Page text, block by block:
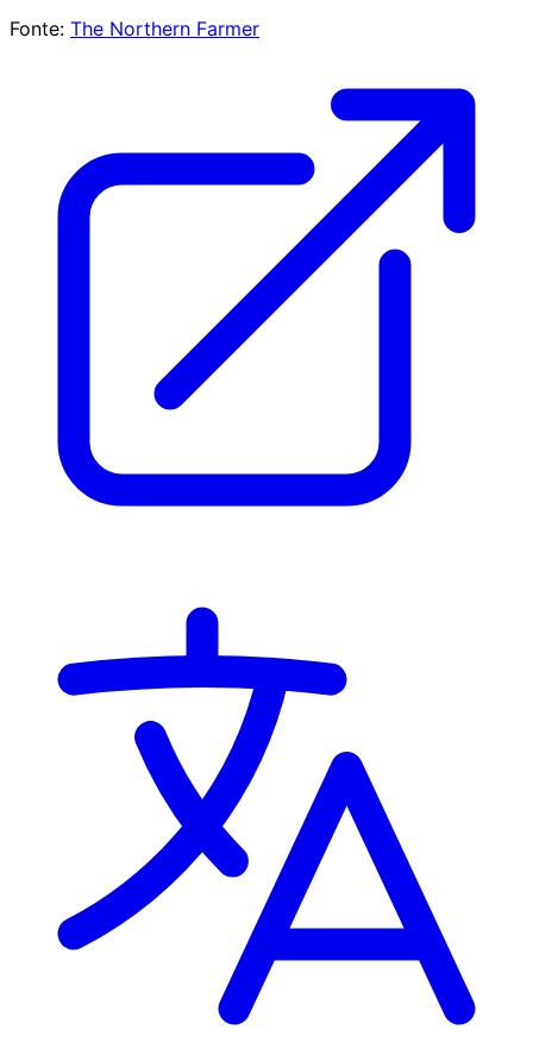
Fonte: The Northern Farmer